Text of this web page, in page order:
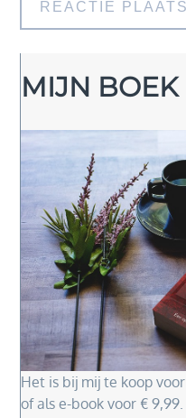
MIJN BOEK
Het is bij mij te koop
of als e-book voor € 9,99.